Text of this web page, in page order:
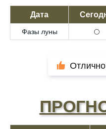
Дата
Фазы луны 🌕
Отлично